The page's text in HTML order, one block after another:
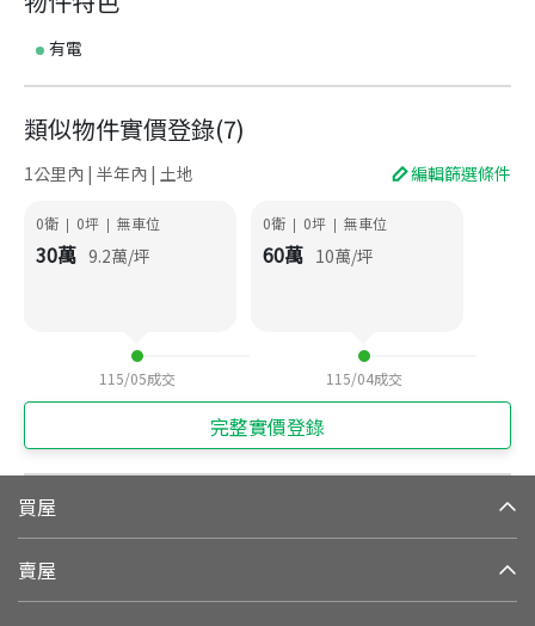
有電
類似物件實價登錄(7)
1公里內 | 半年內 | 土地 編輯篩選條件
0衛 | 0坪 | 無車位
30萬 9.2萬/坪
115/05成交
0衛 | 0坪 | 無車位
60萬 10萬/坪
115/04成交
完整實價登錄
買屋
賣屋